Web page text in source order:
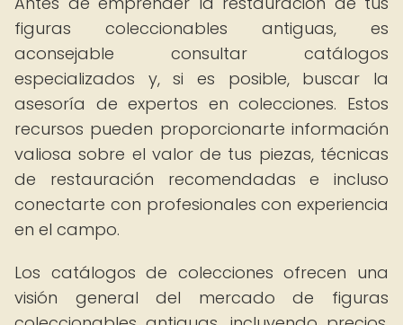
figuras coleccionables antiguas, es
aconsejable consultar catálogos
especializados y, si es posible, buscar la
asesoría de expertos en colecciones. Estos
recursos pueden proporcionarte información
valiosa sobre el valor de tus piezas, técnicas
de restauración recomendadas e incluso
conectarte con profesionales con experiencia
en el campo.
Los catálogos de colecciones ofrecen una
visión general del mercado de figuras